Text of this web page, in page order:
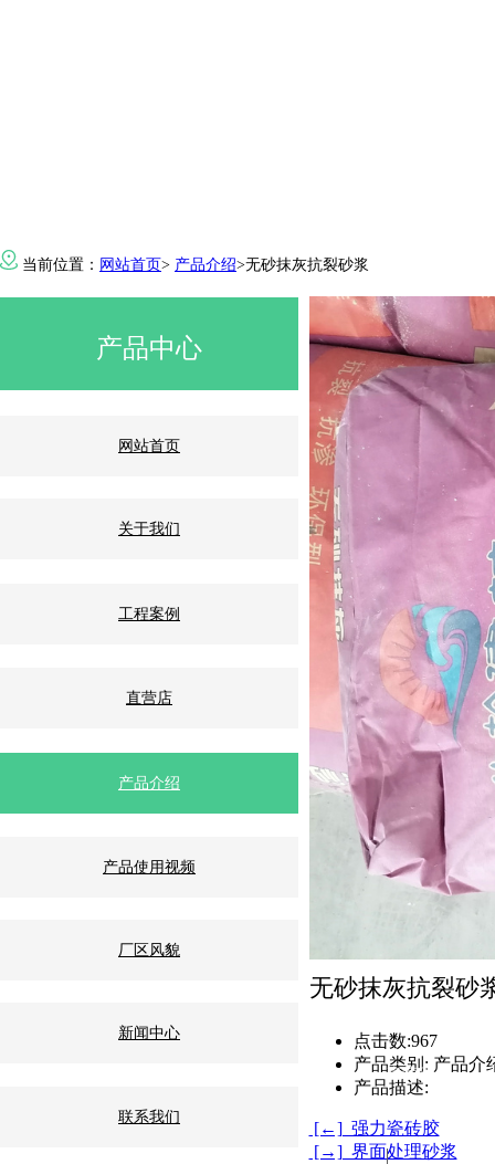
当前位置： 网站首页> 产品介绍>无砂抹灰抗裂砂浆
产品中心
网站首页
关于我们
工程案例
直营店
产品介绍
产品使用视频
厂区风貌
新闻中心
联系我们
无砂抹灰抗裂砂
点击数:967
产品类别: 产品介
产品描述:
[←] 强力瓷砖胶
[→] 界面处理砂浆
直营店